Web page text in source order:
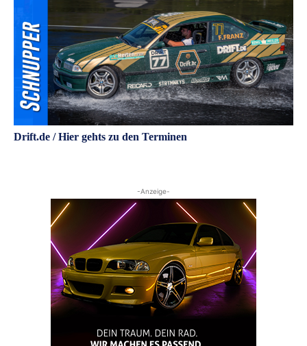
Drift.de / Hier gehts zu den Terminen
-Anzeige-